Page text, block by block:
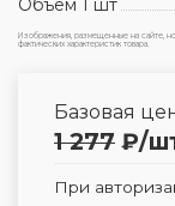
Объем 1 шт
Изображения, размещенные на сайте,
фактических характеристик товара.
Базовая
1 277 ₽/
При